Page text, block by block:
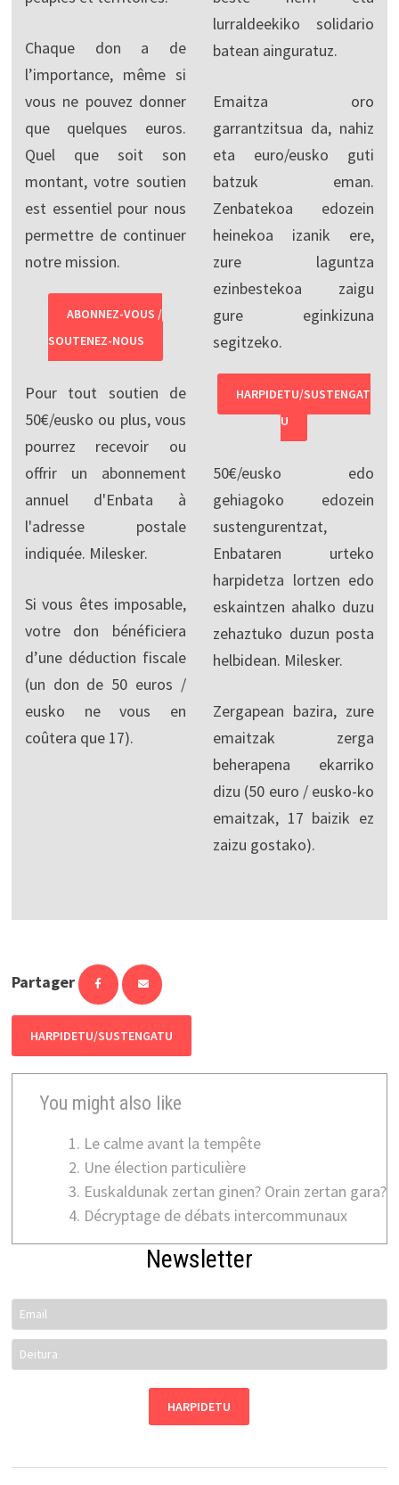
Chaque don a de
l’importance, même si
vous ne pouvez donner
que quelques euros.
Quel que soit son
montant, votre soutien
est essentiel pour nous
permettre de continuer
notre mission.
ABONNEZ-VOUS /
SOUTENEZ-NOUS
Pour tout soutien de
50€/eusko ou plus, vous
pourrez recevoir ou
offrir un abonnement
annuel d'Enbata à
l'adresse postale
indiquée. Milesker.
Si vous êtes imposable,
votre don bénéficiera
d’une déduction fiscale
(un don de 50 euros /
eusko ne vous en
coûtera que 17).
lurraldeekiko solidario
batean ainguratuz.
Emaitza oro
garrantzitsua da, nahiz
eta euro/eusko guti
batzuk eman.
Zenbatekoa edozein
heinekoa izanik ere,
zure laguntza
ezinbestekoa zaigu
gure eginkizuna
segitzeko.
HARPIDETU/SUSTENGAT
U
50€/eusko edo
gehiagoko edozein
sustengurentzat,
Enbataren urteko
harpidetza lortzen edo
eskaintzen ahalko duzu
zehaztuko duzun posta
helbidean. Milesker.
Zergapean bazira, zure
emaitzak zerga
beherapena ekarriko
dizu (50 euro / eusko-ko
emaitzak, 17 baizik ez
zaizu gostako).
Partager
HARPIDETU/SUSTENGATU
You might also like
Le calme avant la tempête
Une élection particulière
Euskaldunak zertan ginen? Orain zertan gara?
Décryptage de débats intercommunaux
Newsletter